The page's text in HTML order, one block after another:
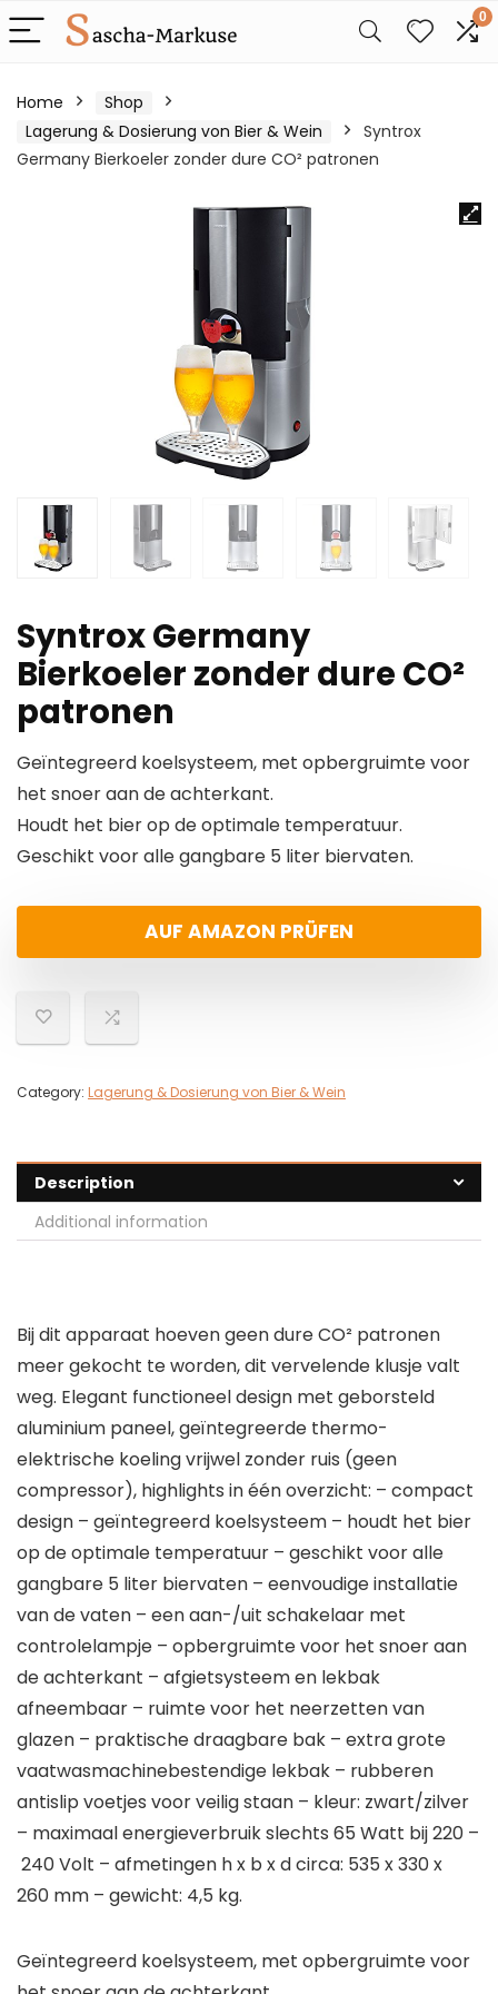
0
Home
Shop
Lagerung & Dosierung von Bier & Wein
Syntrox
Germany Bierkoeler zonder dure CO² patronen
Syntrox Germany
Bierkoeler zonder dure CO²
patronen
Geïntegreerd koelsysteem, met opbergruimte voor
het snoer aan de achterkant.
Houdt het bier op de optimale temperatuur.
Geschikt voor alle gangbare 5 liter biervaten.
AUF AMAZON PRÜFEN
Category: Lagerung & Dosierung von Bier & Wein
Description
Additional information
Bij dit apparaat hoeven geen dure CO² patronen
meer gekocht te worden, dit vervelende klusje valt
weg. Elegant functioneel design met geborsteld
aluminium paneel, geïntegreerde thermo-
elektrische koeling vrijwel zonder ruis (geen
compressor), highlights in één overzicht: – compact
design – geïntegreerd koelsysteem – houdt het bier
op de optimale temperatuur – geschikt voor alle
gangbare 5 liter biervaten – eenvoudige installatie
van de vaten – een aan-/uit schakelaar met
controlelampje – opbergruimte voor het snoer aan
de achterkant – afgietsysteem en lekbak
afneembaar – ruimte voor het neerzetten van
glazen – praktische draagbare bak – extra grote
vaatwasmachinebestendige lekbak – rubberen
antislip voetjes voor veilig staan – kleur: zwart/zilver
– maximaal energieverbruik slechts 65 Watt bij 220 –
240 Volt – afmetingen h x b x d circa: 535 x 330 x
260 mm – gewicht: 4,5 kg.
Geïntegreerd koelsysteem, met opbergruimte voor